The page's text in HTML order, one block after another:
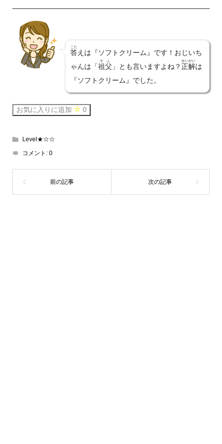
答
こた
えは『ソフトクリーム』です！おじいち
ゃんは「祖父
そふ
」とも言いますよね？正解
せいかい
は
『ソフトクリーム』でした。
お気に入りに追加 0
Level★☆☆
コメント: 0